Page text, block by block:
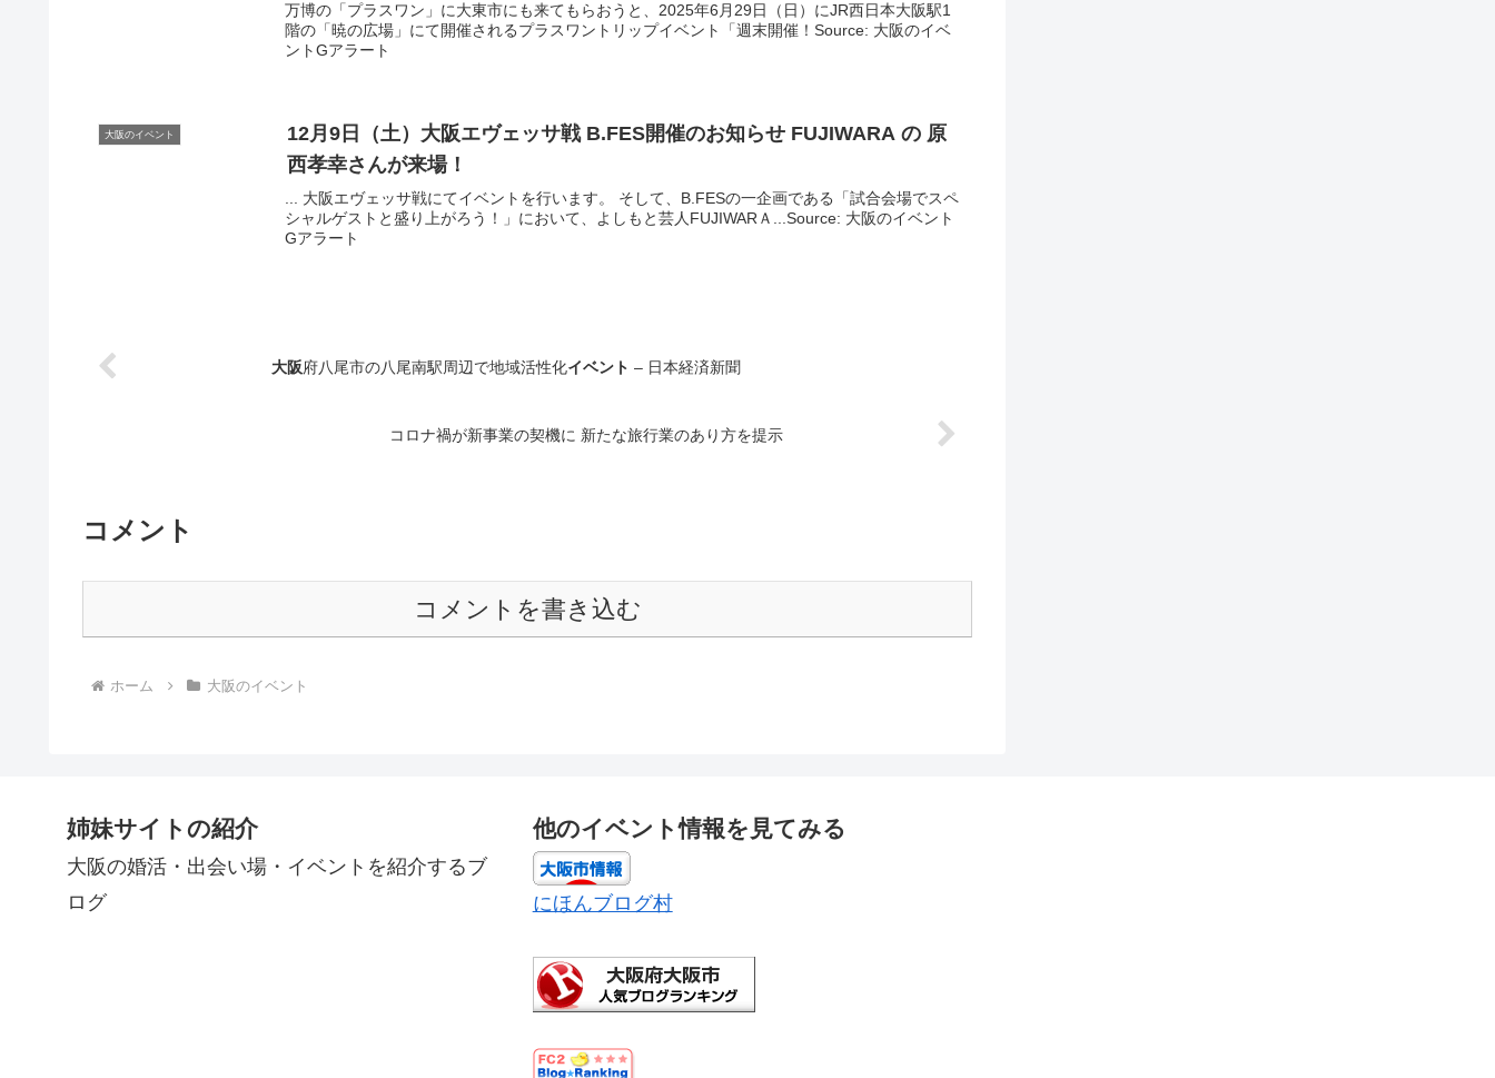
万博の「プラスワン」に大東市にも来てもらおうと、2025年6月29日（日）にJR西日本大阪駅1
階の「暁の広場」にて開催されるプラスワントリップイベント「週末開催！Source: 大阪のイベ
ントGアラート
大阪のイベント 12月9日（土） 大阪エヴェッサ戦 B.FES開催のお知らせ FUJIWARA の 原
西孝幸さんが来場！
... 大阪エヴェッサ戦にてイベントを行います。 そして、B.FESの一企画である「試合会場でスペ
シャルゲストと盛り上がろう！」において、よしもと芸人FUJIWARＡ...Source: 大阪のイベント
Gアラート
大阪府八尾市の八尾南駅周辺で地域活性化イベント – 日本経済新聞
コロナ禍が新事業の契機に 新たな旅行業のあり方を提示
コメント
コメントを書き込む
ホーム 大阪のイベント
姉妹サイトの紹介
大阪の婚活・出会い場・イベントを紹介するブ
ログ
他のイベント情報を見てみる
にほんブログ村